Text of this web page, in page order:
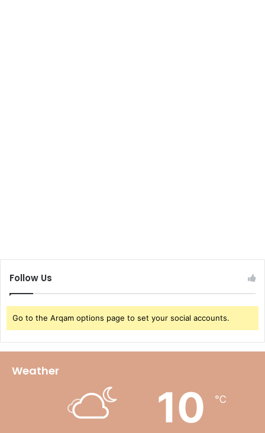
Follow Us
Go to the Arqam options page to set your social accounts.
Weather
10 ℃